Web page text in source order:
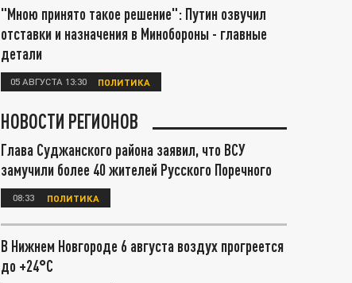
"Мною принято такое решение": Путин озвучил
отставки и назначения в Минобороны - главные
детали
05 АВГУСТА 13:30 ПОЛИТИКА
НОВОСТИ РЕГИОНОВ
Глава Суджанского района заявил, что ВСУ
замучили более 40 жителей Русского Поречного
08:33 ПОЛИТИКА
В Нижнем Новгороде 6 августа воздух прогреется
до +24°С